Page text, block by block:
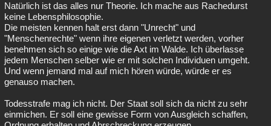
Natürlich ist das alles nur Theorie. Ich mache aus Rachedurst
keine Lebensphilosophie.
Die meisten kennen halt erst dann "Unrecht" und
"Menschenrechte" wenn ihre eigenen verletzt werden, vorher
benehmen sich so einige wie die Axt im Walde. Ich überlasse
jedem Menschen selber wie er mit solchen Individuen umgeht.
Und wenn jemand mal auf mich hören würde, würde er es
genauso machen.
Todesstrafe mag ich nicht. Der Staat soll sich da nicht zu sehr
einmichen. Er soll eine gewisse Form von Ausgleich schaffen,